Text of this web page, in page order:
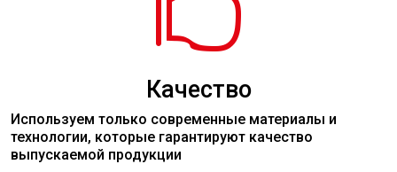
Качество
Используем только современные материалы и
технологии, которые гарантируют качество
выпускаемой продукции